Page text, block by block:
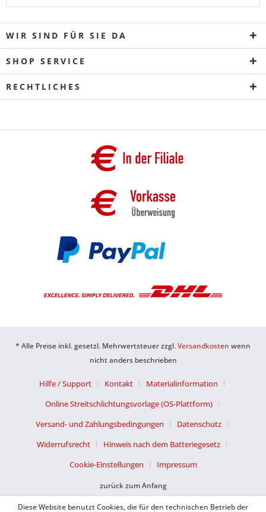
WIR SIND FÜR SIE DA
SHOP SERVICE
RECHTLICHES
* Alle Preise inkl. gesetzl. Mehrwertsteuer zzgl.Versandkosten wenn
nicht anders beschrieben
Hilfe / Support Kontakt
Materialinformation
Online Streitschlichtungsvorlage (OS-Plattform)
Versand- und Zahlungsbedingungen
Datenschutz
Widerrufsrecht
Hinweis nach dem Batteriegesetz
Cookie-Einstellungen
Impressum
zurück zum Anfang
Diese Website benutzt Cookies, die für den technischen Betrieb der